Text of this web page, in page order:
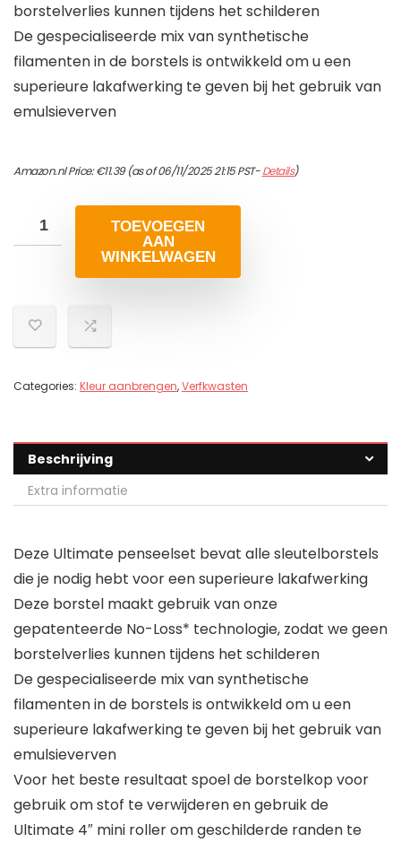
borstelverlies kunnen tijdens het schilderen
De gespecialiseerde mix van synthetische
filamenten in de borstels is ontwikkeld om u een
superieure lakafwerking te geven bij het gebruik van
emulsieverven
Amazon.nl Price:€11.39(as of 06/11/2025 21:15 PST-Details)
TOEVOEGEN
AAN
WINKELWAGEN
Categories: Kleur aanbrengen,Verfkwasten
Beschrijving
Extra informatie
Deze Ultimate penseelset bevat alle sleutelborstels
die je nodig hebt voor een superieure lakafwerking
Deze borstel maakt gebruik van onze
gepatenteerde No-Loss* technologie, zodat we geen
borstelverlies kunnen tijdens het schilderen
De gespecialiseerde mix van synthetische
filamenten in de borstels is ontwikkeld om u een
superieure lakafwerking te geven bij het gebruik van
emulsieverven
Voor het beste resultaat spoel de borstelkop voor
gebruik om stof te verwijderen en gebruik de
Ultimate 4″ mini roller om geschilderde randen te